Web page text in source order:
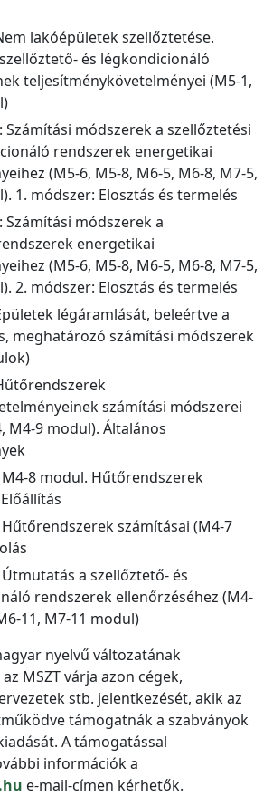
lakóépületek szellőztetése.
és légkondicionáló
teljesítménykövetelményei (M5-1,
Számítási módszerek a szellőztetési
rendszerek energetikai
(M5-6, M5-8, M6-5, M6-8, M7-5,
1. módszer: Elosztás és termelés
Számítási módszerek a
energetikai
(M5-6, M5-8, M6-5, M6-8, M7-5,
2. módszer: Elosztás és termelés
légáramlását, beleértve a
meghatározó számítási módszerek
számítási módszerei
M4-9 modul). Általános
M4-8 modul. Hűtőrendszerek
Hűtőrendszerek számításai (M4-7
Útmutatás a szellőztető- és
rendszerek ellenőrzéséhez (M4-
11, M7-11 modul)
nyelvű változatának
MSZT várja azon cégek,
stb. jelentkezését, akik az
támogatnák a szabványok
A támogatással
információk a
e-mail-címen kérhetők.